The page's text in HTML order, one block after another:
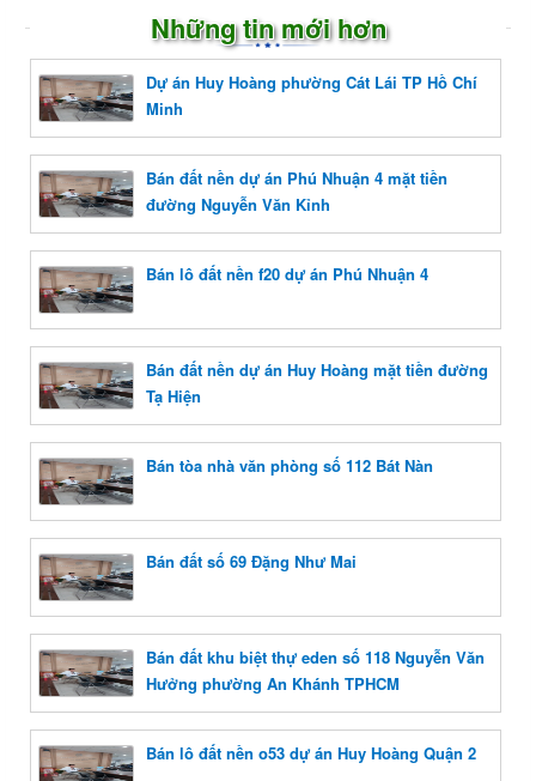
Những tin mới hơn
Dự án Huy Hoàng phường Cát Lái TP Hồ Chí
Minh
Bán đất nền dự án Phú Nhuận 4 mặt tiền
đường Nguyễn Văn Kỉnh
Bán lô đất nền f20 dự án Phú Nhuận 4
Bán đất nền dự án Huy Hoàng mặt tiền đường
Tạ Hiện
Bán tòa nhà văn phòng số 112 Bát Nàn
Bán đất số 69 Đặng Như Mai
Bán đất khu biệt thự eden số 118 Nguyễn Văn
Hưởng phường An Khánh TPHCM
Bán lô đất nền o53 dự án Huy Hoàng Quận 2